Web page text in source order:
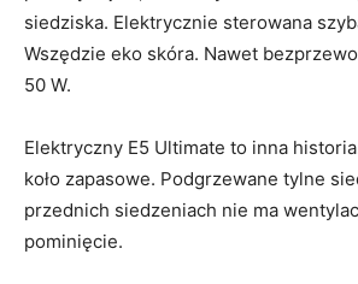
siedziska. Elektrycznie sterowana
Wszędzie eko skóra. Nawet
50 W.
Elektryczny E5 Ultimate to inna
koło zapasowe. Podgrzewane tylne
przednich siedzeniach nie ma
pominięcie.